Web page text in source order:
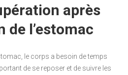
après
de l’estomac
le corps a besoin de temps
de se reposer et de suivre les